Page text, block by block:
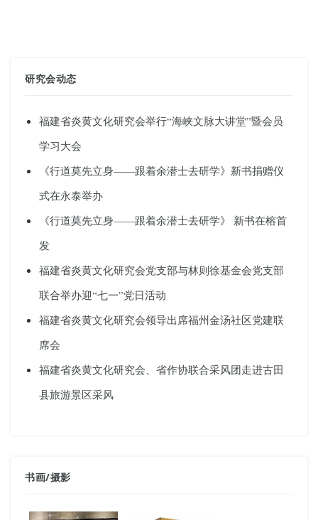
研究会动态
福建省炎黄文化研究会举行“海峡文脉大讲堂”暨会员
学习大会
《行道莫先立身——跟着余潜士去研学》新书捐赠仪
式在永泰举办
《行道莫先立身——跟着余潜士去研学》 新书在榕首
发
福建省炎黄文化研究会党支部与林则徐基金会党支部
联合举办迎“七一”党日活动
福建省炎黄文化研究会领导出席福州金汤社区党建联
席会
福建省炎黄文化研究会、省作协联合采风团走进古田
县旅游景区采风
书画/摄影